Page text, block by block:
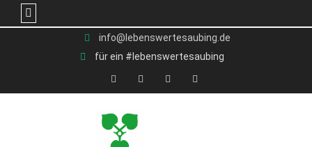
info@lebenswertesaubing.de
für ein #lebenswertesaubing
X
(Twitter)
FacebookYouTubeInstagram